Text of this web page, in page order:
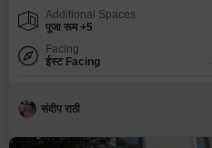
Additional Spaces
पूजा रूम +5
Facing
ईस्ट Facing
संदीप राठी